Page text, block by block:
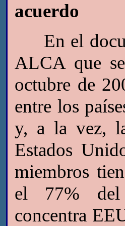
acuerdo
En el
ALCA que
octubre de
entre los
y, a la vez,
Estados
miembros
el 77%
concentra